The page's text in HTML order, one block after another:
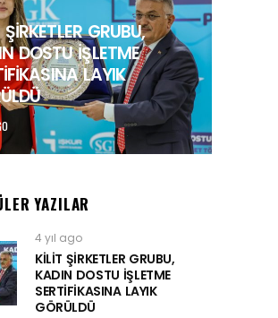
GRUBU,
DOSTU İŞLETME
LAYIK
YAZILAR
4 yıl ago
KİLİT ŞİRKETLER GRUBU,
KADIN DOSTU İŞLETME
SERTİFİKASINA LAYIK
GÖRÜLDÜ